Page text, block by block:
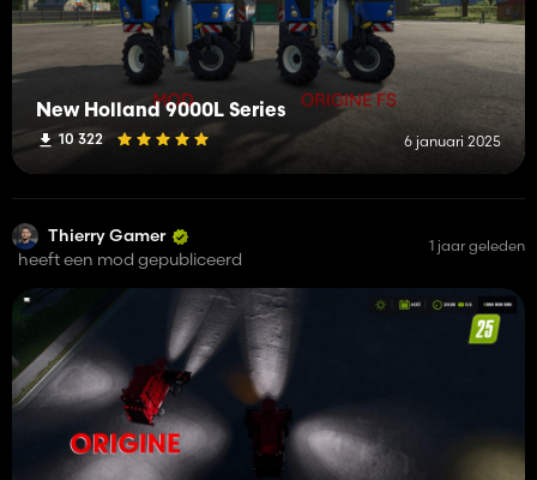
New Holland 9000L Series
10 322 6 januari 2025
Thierry Gamer
heeft een mod gepubliceerd
1 jaar geleden